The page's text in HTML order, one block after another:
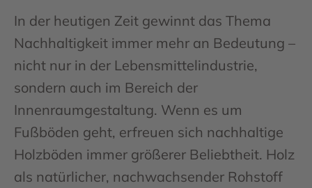
In der heutigen Zeit gewinnt das Thema
Nachhaltigkeit immer mehr an Bedeutung –
nicht nur in der Lebensmittelindustrie,
sondern auch im Bereich der
Innenraumgestaltung. Wenn es um
Fußböden geht, erfreuen sich nachhaltige
Holzböden immer größerer Beliebtheit. Holz
als natürlicher, nachwachsender Rohstoff